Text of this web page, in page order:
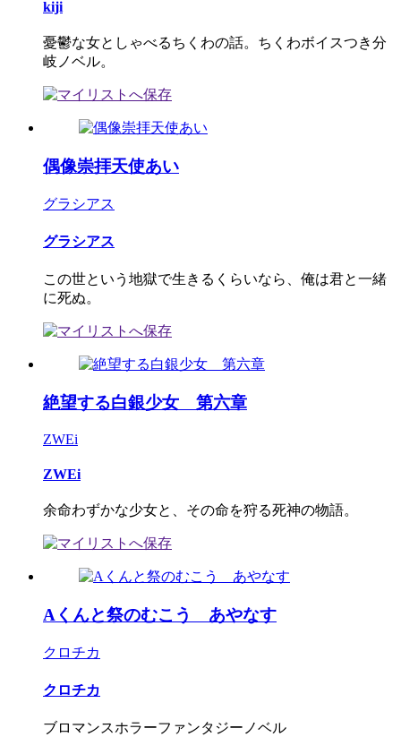
kiji
憂鬱な女としゃべるちくわの話。ちくわボイスつき分
岐ノベル。
偶像崇拝天使あい
グラシアス
グラシアス
この世という地獄で生きるくらいなら、俺は君と一緒
に死ぬ。
絶望する白銀少女 第六章
ZWEi
ZWEi
余命わずかな少女と、その命を狩る死神の物語。
Aくんと祭のむこう あやなす
クロチカ
クロチカ
ブロマンスホラーファンタジーノベル